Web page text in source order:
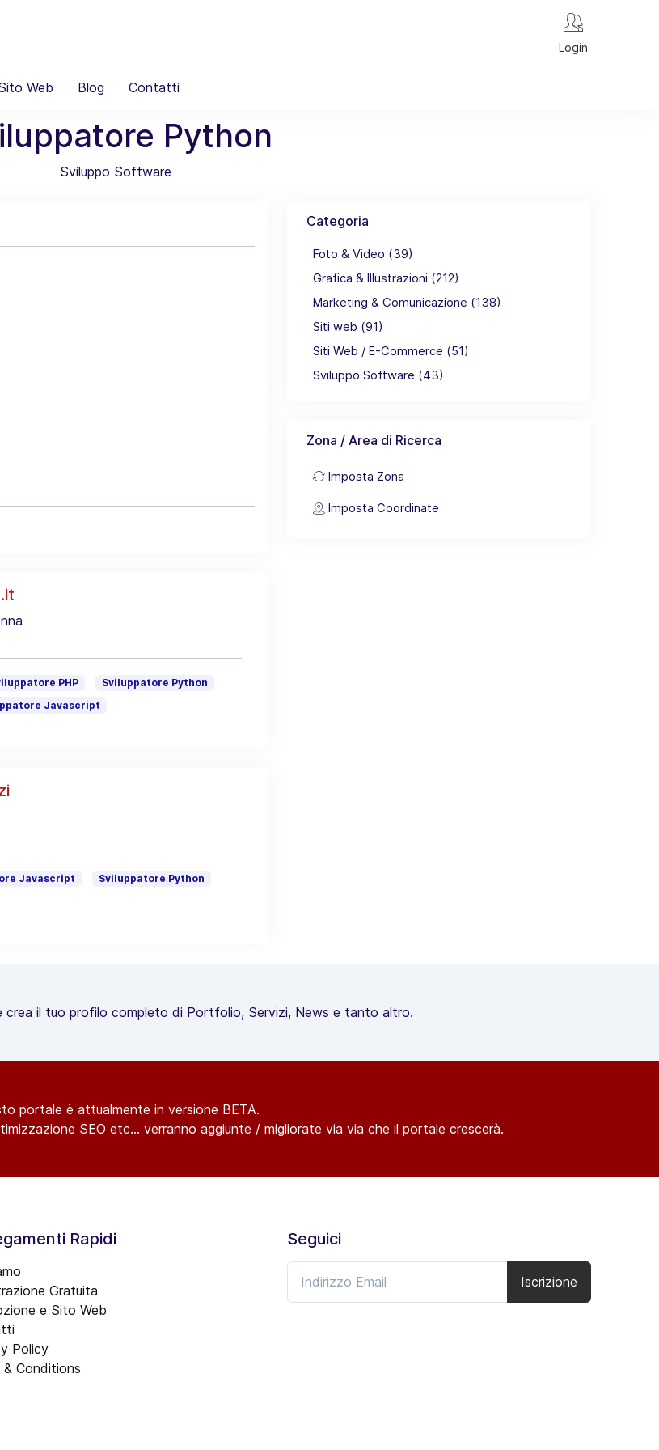
Login
Web Blog Contatti
Python
Sviluppo Software
PHP
Sviluppatore Python
Javascript
Javascript
Sviluppatore Python
Categoria
Foto & Video (39)
Grafica & Illustrazioni (212)
Marketing & Comunicazione (138)
Siti web (91)
Siti Web / E-Commerce (51)
Sviluppo Software (43)
Zona / Area di Ricerca
Imposta Zona
Imposta Coordinate
crea il tuo profilo completo di Portfolio, Servizi, News e tanto altro.
portale è attualmente in versione BETA.
SEO etc... verranno aggiunte / migliorate via via che il portale crescerà.
Rapidi
Gratuita
e Sito Web
Policy
& Conditions
Seguici
Iscrizione